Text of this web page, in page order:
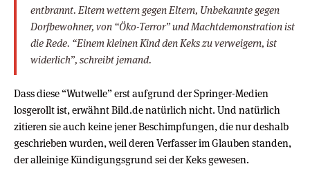
entbrannt. Eltern wettern gegen Eltern, Unbekannte gegen
Dorfbewohner, von “Öko-Terror” und Machtdemonstration ist
die Rede. “Einem kleinen Kind den Keks zu verweigern, ist
widerlich”, schreibt jemand.
Dass diese “Wutwelle” erst aufgrund der Springer-Medien
losgerollt ist, erwähnt Bild.de natürlich nicht. Und natürlich
zitieren sie auch keine jener Beschimpfungen, die nur deshalb
geschrieben wurden, weil deren Verfasser im Glauben standen,
der alleinige Kündigungsgrund sei der Keks gewesen.